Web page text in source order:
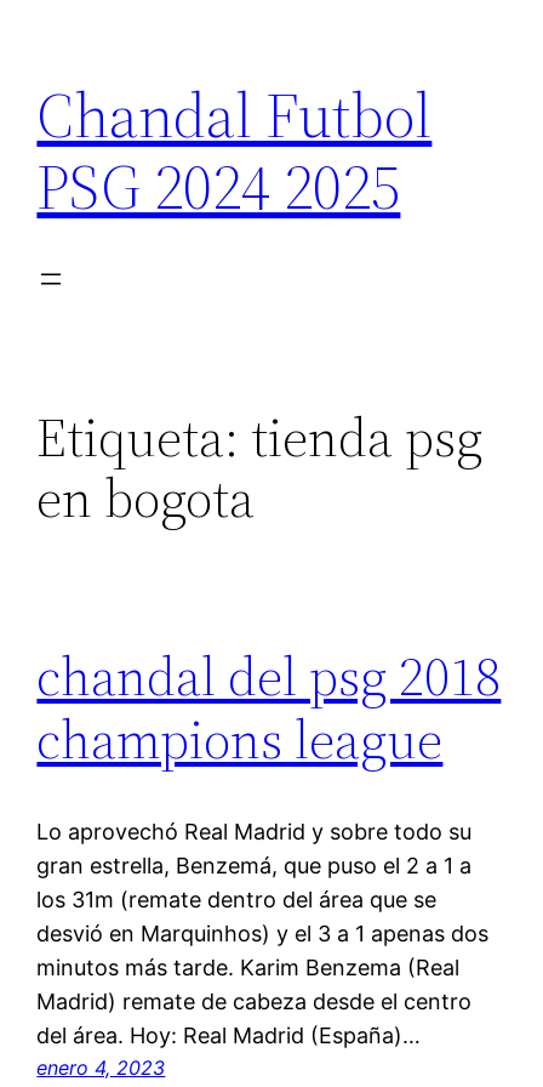
contenido
Chandal Futbol
PSG 2024 2025
Etiqueta: tienda psg
en bogota
chandal del psg 2018
champions league
Lo aprovechó Real Madrid y sobre todo su
gran estrella, Benzemá, que puso el 2 a 1 a
los 31m (remate dentro del área que se
desvió en Marquinhos) y el 3 a 1 apenas dos
minutos más tarde. Karim Benzema (Real
Madrid) remate de cabeza desde el centro
del área. Hoy: Real Madrid (España)…
enero 4, 2023